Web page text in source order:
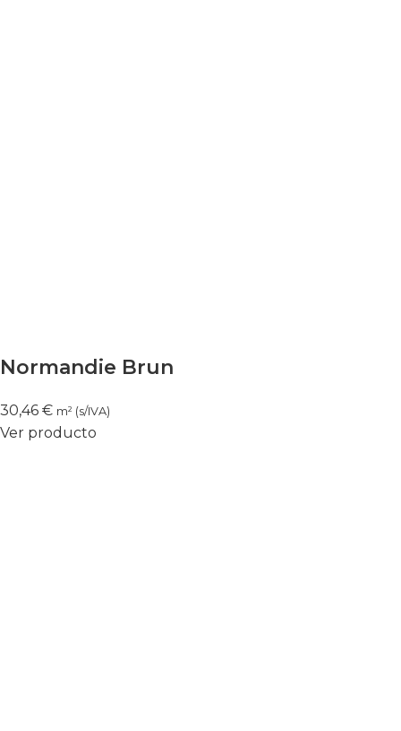
Normandie Brun
30,46 € m² (s/IVA)
Ver producto